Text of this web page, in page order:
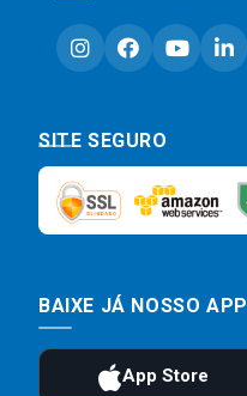
SITE SEGURO
BAIXE JÁ NOSSO APP